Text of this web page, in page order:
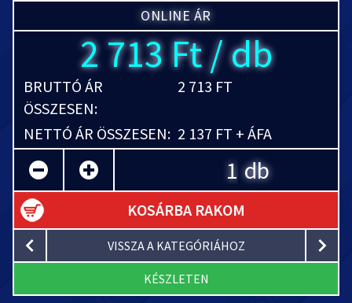
ONLINE ÁR
2 713 Ft / db
BRUTTÓ ÁR
ÖSSZESEN:
2 713 FT
NETTÓ ÁR ÖSSZESEN: 2 137 FT + ÁFA
db
KOSÁRBA RAKOM
VISSZA A KATEGÓRIÁHOZ
KÉSZLETEN